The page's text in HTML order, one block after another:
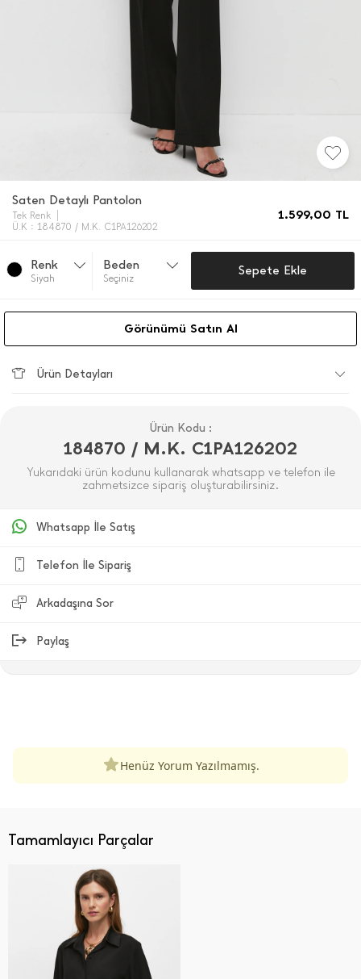
Saten Detaylı Pantolon
Tek Renk
Ü.K : 184870 / M.K. C1PA126202
1.599,00 TL
Renk
Si̇yah
Beden
Seçiniz
Sepete Ekle
Görünümü Satın Al
Ürün Detayları
Ürün Kodu :
184870 / M.K. C1PA126202
Yukarıdaki ürün kodunu kullanarak whatsapp ve telefon ile
zahmetsizce sipariş oluşturabilirsiniz.
Whatsapp İle Satış
Telefon İle Sipariş
Arkadaşına Sor
Paylaş
Henüz Yorum Yazılmamış.
Tamamlayıcı Parçalar